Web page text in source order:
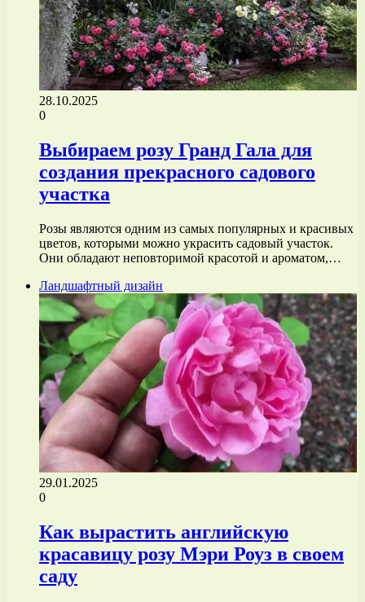
28.10.2025
0
Выбираем розу Гранд Гала для
создания прекрасного садового
участка
Розы являются одним из самых популярных и красивых
цветов, которыми можно украсить садовый участок.
Они обладают неповторимой красотой и ароматом,…
Ландшафтный дизайн
29.01.2025
0
Как вырастить английскую
красавицу розу Мэри Роуз в своем
саду